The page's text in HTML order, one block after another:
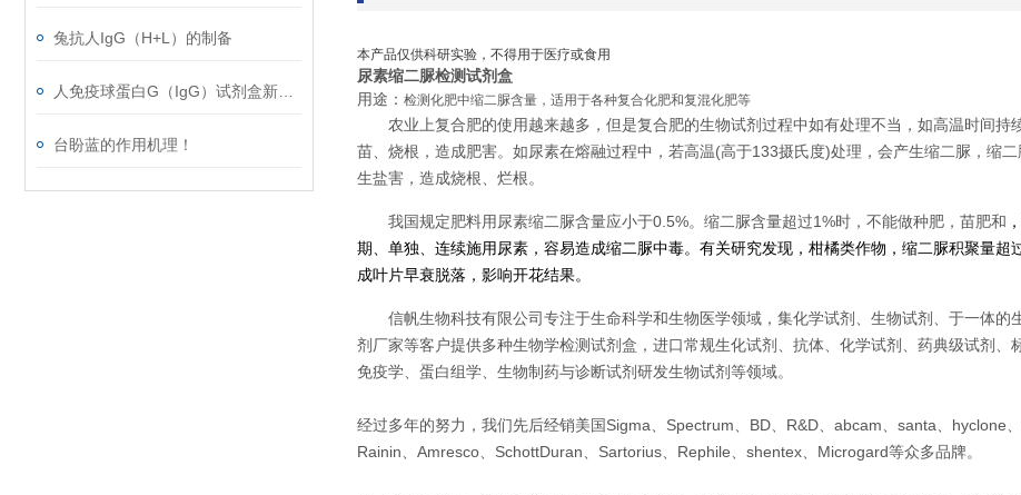
兔抗人IgG（H+L）的制备
台盼蓝的作用机理！
本产品仅供科研实验，不得用于医疗或食用
尿素缩二脲检测试剂盒
用途： 检测化肥中缩二脲含量，适用于各种复合化肥和复混化肥等
农业上复合肥的使用越来越多，但是复合肥的生物试剂过程中如有处理不当，如高温时间持
苗、烧根，造成肥害。如尿素在熔融过程中，若高温(高于133摄氏度)处理，会产生缩二脲，缩
生盐害，造成烧根、烂根。
我国规定肥料用尿素缩二脲含量应小于0.5%。缩二脲含量超过1%时，不能做种肥，苗肥和
期、单独、连续施用尿素，容易造成缩二脲中毒。有关研究发现，柑橘类作物，缩二脲积聚量
成叶片早衰脱落，影响开花结果。
信帆生物科技有限公司专注于生命科学和生物医学领域，集化学试剂、生物试剂、于一体
剂厂家等客户提供多种生物学检测试剂盒，进口常规生化试剂、抗体、化学试剂、药典级试剂、
免疫学、蛋白组学、生物制药与诊断试剂研发生物试剂等领域。
经过多年的努力，我们先后经销美国Sigma、Spectrum、BD、R&D、abcam、santa、hyclone
Rainin、Amresco、SchottDuran、Sartorius、Rephile、shentex、Microgard等众多品牌。